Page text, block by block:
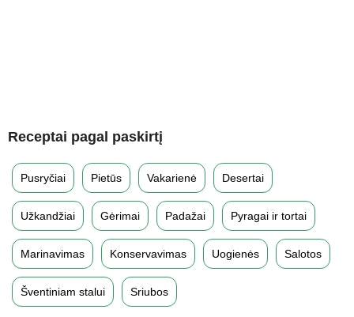
Receptai pagal paskirtį
Pusryčiai Pietūs Vakarienė Desertai
Užkandžiai Gėrimai Padažai Pyragai ir tortai
Marinavimas Konservavimas Uogienės Salotos
Šventiniam stalui Sriubos